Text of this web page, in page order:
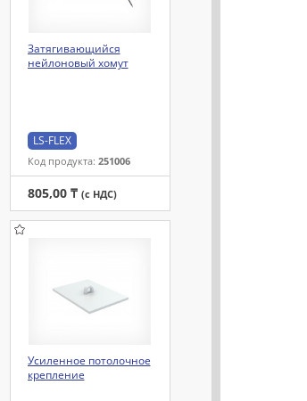
Затягивающийся
нейлоновый хомут
LS-FLEX
Код продукта: 251006
805,00 ₸ (с НДС)
Усиленное потолочное
крепление